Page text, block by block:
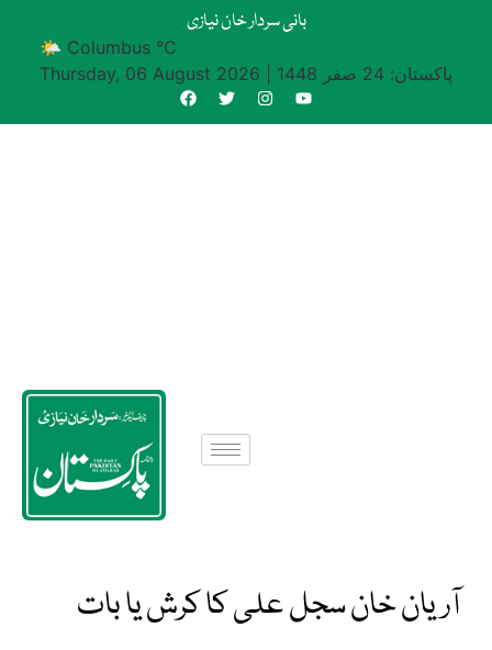
بانی سردار خان نیازی
🌤 Columbus °C
Thursday, 06 August 2026
پاکستان: 24 صفر 1448
آریان خان سجل علی کا کرش یا بات